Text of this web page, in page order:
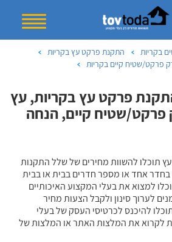
בקריות
התקנת פרקט עץ בקריות
פרקט/שטיח קיים בקריות
פרקט עץ בקריות, עץ
פרקט/שטיח קיים, הנחה
תוכלו להשוות מחירים של שלל התקנות
אחד או מספר חדרים בבית או בבית
למצוא את בעלי המקצוע האיכותיים
לערוך סינון ולקבל הצעות מחיר
להיכנס לכרטיסי העסק של בעלי
לקרוא את המלצות האתר או המלצות של